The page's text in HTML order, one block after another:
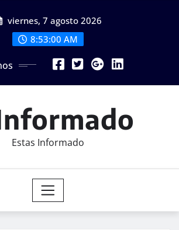
viernes, 7 agosto 2026
8:53:02 AM
Estas Informado